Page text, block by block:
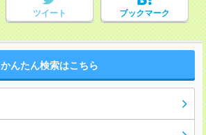
ツイート ブックマーク
かんたん検索はこちら